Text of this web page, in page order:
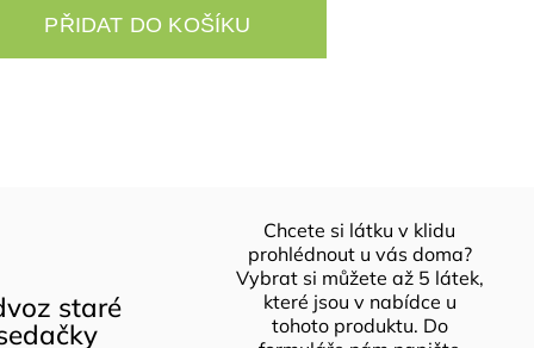
PŘIDAT DO KOŠÍKU
staré
Chcete si látku v klidu
prohlédnout u vás doma?
Vybrat si můžete až 5 látek,
které jsou v nabídce u
tohoto produktu. Do